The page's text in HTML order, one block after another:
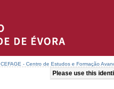
CEFAGE - Centro de Estudos e Formação
Please use this